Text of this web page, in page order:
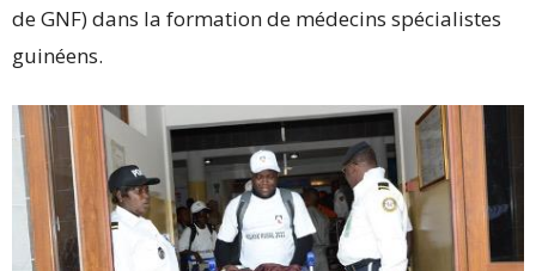
de GNF) dans la formation de médecins spécialistes
guinéens.